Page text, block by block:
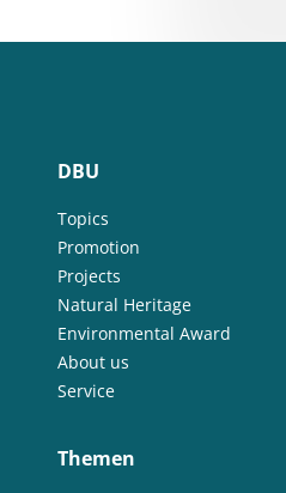
DBU
Topics
Promotion
Projects
Natural Heritage
Environmental Award
About us
Service
Themen